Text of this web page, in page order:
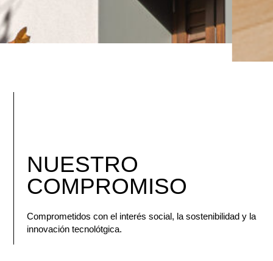
NUESTRO
COMPROMISO
Comprometidos con el interés social, la sostenibilidad y la
innovación tecnolótgica.